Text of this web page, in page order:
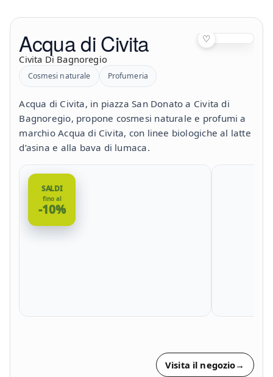
Acqua di Civita
Civita Di Bagnoregio
♡
Cosmesi naturale Profumeria
Acqua di Civita, in piazza San Donato a Civita di
Bagnoregio, propone cosmesi naturale e profumi a
marchio Acqua di Civita, con linee biologiche al latte
d’asina e alla bava di lumaca.
SALDI
fino al
-10%
Visita il negozio→